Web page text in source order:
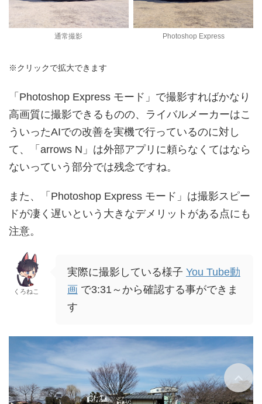
通常撮影 Photoshop Express
※クリックで拡大できます
「Photoshop Express モード」で撮影すればかなり
高画質に撮影できるものの、ライバルメーカーはこ
ういったAIでの改善を実機で行っているのに対し
て、「arrows N」は外部アプリに頼らなくてはなら
ないっていう部分では残念ですね。
また、「Photoshop Express モード」は撮影スピー
ドが凄く遅いという大きなデメリットがある点にも
注意。
くろねこ
実際に撮影している様子 You Tube動
画 で3:31～から確認する事ができま
す